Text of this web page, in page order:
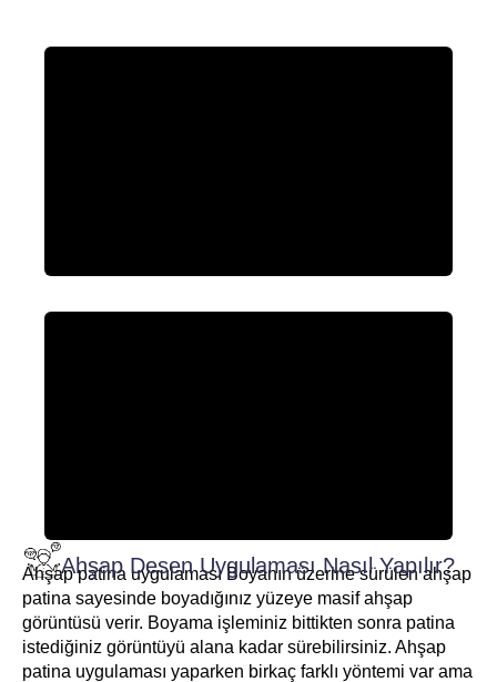
Ahşap Desen Uygulaması Nasıl Yapılır?
Ahşap patina uygulaması Boyanın üzerine sürülen ahşap
patina sayesinde boyadığınız yüzeye masif ahşap
görüntüsü verir. Boyama işleminiz bittikten sonra patina
istediğiniz görüntüyü alana kadar sürebilirsiniz. Ahşap
patina uygulaması yaparken birkaç farklı yöntemi var ama